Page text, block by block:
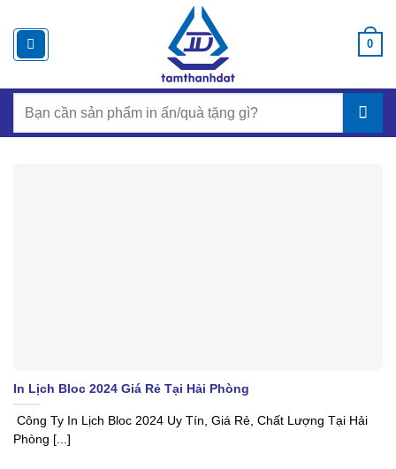
đến
nội
0
for:
In Lịch Bloc 2024 Giá Rẻ Tại Hải Phòng
Công Ty In Lịch Bloc 2024 Uy Tín, Giá Rẻ, Chất Lượng Tại Hải
Phòng [...]